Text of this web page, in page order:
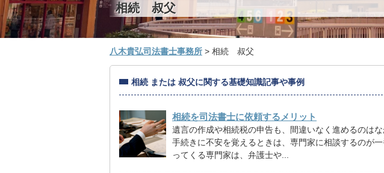
相続 叔父
八木貴弘司法書士事務所 > 相続 叔父
相続 または 叔父に関する基礎知識記事や事例
相続を司法書士に依頼するメリット
遺言の作成や相続税の申告も、間違いなく進めるのは
手続きに不安を覚えるときは、専門家に相談するのが
ってくる専門家は、弁護士や...